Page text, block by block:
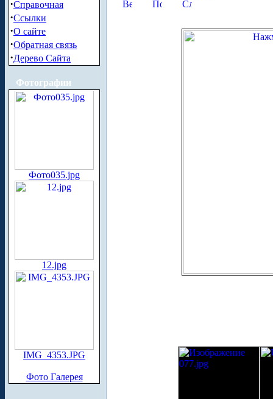
·Справочная
·Ссылки
·О сайте
·Обратная связь
·Дерево Сайта
Фотографии
Фото035.jpg
12.jpg
IMG_4353.JPG
Фото Галерея